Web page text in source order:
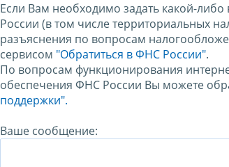
Если Вам необходимо задать какой-
России (в том числе территориальных
разъяснения по вопросам
сервисом "Обратиться в ФНС России".
По вопросам функционирования
обеспечения ФНС России Вы можете
поддержки".
Ваше сообщение: